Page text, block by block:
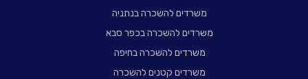
משרדים להשכרה בנתניה
משרדים להשכרה בכפר סבא
משרדים להשכרה בחיפה
משרדים קטנים להשכרה